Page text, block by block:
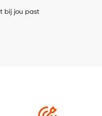
bij jou past